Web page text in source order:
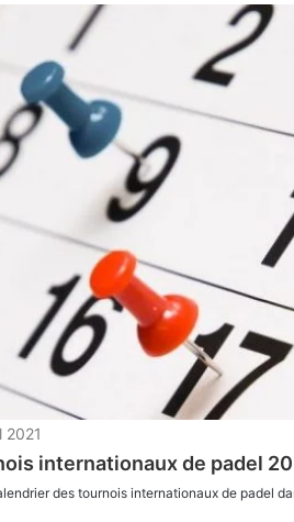
2021
internationaux de padel
des tournois internationaux de padel